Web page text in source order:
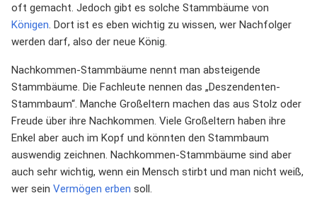
oft gemacht. Jedoch gibt es solche Stammbäume von
Königen. Dort ist es eben wichtig zu wissen, wer Nachfolger
werden darf, also der neue König.
Nachkommen-Stammbäume nennt man absteigende
Stammbäume. Die Fachleute nennen das „Deszendenten-
Stammbaum“. Manche Großeltern machen das aus Stolz oder
Freude über ihre Nachkommen. Viele Großeltern haben ihre
Enkel aber auch im Kopf und könnten den Stammbaum
auswendig zeichnen. Nachkommen-Stammbäume sind aber
auch sehr wichtig, wenn ein Mensch stirbt und man nicht weiß,
wer sein Vermögen erben soll.